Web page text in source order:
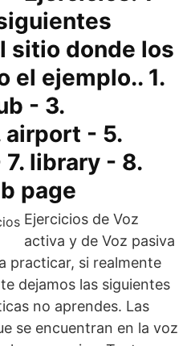
sitio donde los
el ejemplo.. 1.
- 3.
airport - 5.
library - 8.
page
Ejercicios de Voz
activa y de Voz pasiva
practicar, si realmente
dejamos las siguientes
no aprendes. Las
se encuentran en la voz